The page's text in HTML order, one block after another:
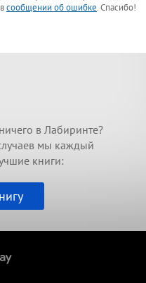
сообщении об ошибке. Спасибо!
в Лабиринте?
мы каждый
книги: